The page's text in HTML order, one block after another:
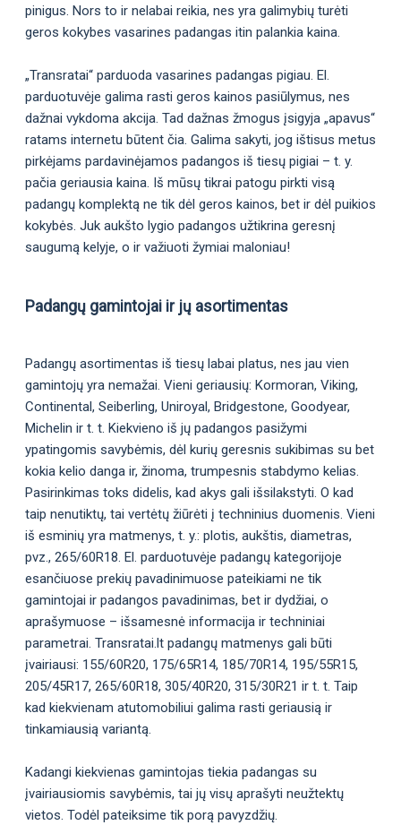
pinigus. Nors to ir nelabai reikia, nes yra galimybių turėti
geros kokybes vasarines padangas itin palankia kaina.
„Transratai“ parduoda vasarines padangas pigiau. El.
parduotuvėje galima rasti geros kainos pasiūlymus, nes
dažnai vykdoma akcija. Tad dažnas žmogus įsigyja „apavus“
ratams internetu būtent čia. Galima sakyti, jog ištisus metus
pirkėjams pardavinėjamos padangos iš tiesų pigiai – t. y.
pačia geriausia kaina. Iš mūsų tikrai patogu pirkti visą
padangų komplektą ne tik dėl geros kainos, bet ir dėl puikios
kokybės. Juk aukšto lygio padangos užtikrina geresnį
saugumą kelyje, o ir važiuoti žymiai maloniau!
Padangų gamintojai ir jų asortimentas
Padangų asortimentas iš tiesų labai platus, nes jau vien
gamintojų yra nemažai. Vieni geriausių: Kormoran, Viking,
Continental, Seiberling, Uniroyal, Bridgestone, Goodyear,
Michelin ir t. t. Kiekvieno iš jų padangos pasižymi
ypatingomis savybėmis, dėl kurių geresnis sukibimas su bet
kokia kelio danga ir, žinoma, trumpesnis stabdymo kelias.
Pasirinkimas toks didelis, kad akys gali išsilakstyti. O kad
taip nenutiktų, tai vertėtų žiūrėti į techninius duomenis. Vieni
iš esminių yra matmenys, t. y.: plotis, aukštis, diametras,
pvz., 265/60R18. El. parduotuvėje padangų kategorijoje
esančiuose prekių pavadinimuose pateikiami ne tik
gamintojai ir padangos pavadinimas, bet ir dydžiai, o
aprašymuose – išsamesnė informacija ir techniniai
parametrai. Transratai.lt padangų matmenys gali būti
įvairiausi: 155/60R20, 175/65R14, 185/70R14, 195/55R15,
205/45R17, 265/60R18, 305/40R20, 315/30R21 ir t. t. Taip
kad kiekvienam atutomobiliui galima rasti geriausią ir
tinkamiausią variantą.
Kadangi kiekvienas gamintojas tiekia padangas su
įvairiausiomis savybėmis, tai jų visų aprašyti neužtektų
vietos. Todėl pateiksime tik porą pavyzdžių.